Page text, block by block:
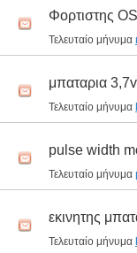
Φορτιστης
Τελευταίο μήνυμα
μπαταρια
Τελευταίο μήνυμα
pulse width
Τελευταίο μήνυμα
εκινητης
Τελευταίο μήνυμα